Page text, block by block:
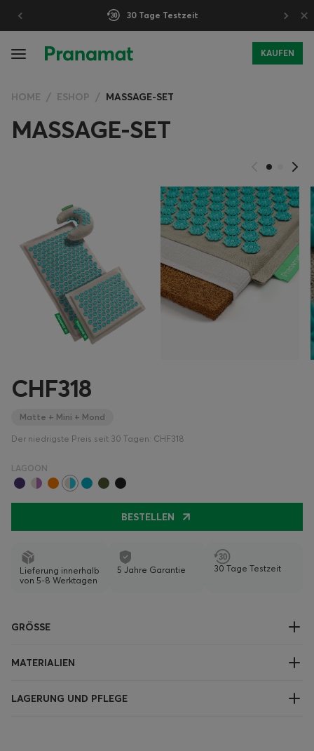
30 Tage Testzeit ×
KAUFEN
HOME ESHOP MASSAGE-SET
MASSAGE-SET
CHF318
Matte + Mini + Mond
Der niedrigste Preis seit 30 Tagen: CHF318
LAGOON
BESTELLEN
Lieferung innerhalb
von 5-8 Werktagen
5 Jahre Garantie 30 Tage Testzeit
GRÖSSE
MATERIALIEN
LAGERUNG UND PFLEGE